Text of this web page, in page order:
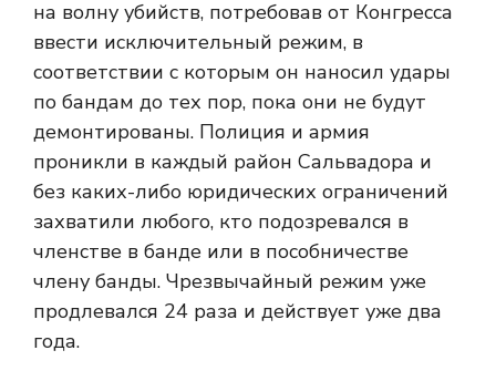
на волну убийств, потребовав от Конгресса
ввести исключительный режим, в
соответствии с которым он наносил удары
по бандам до тех пор, пока они не будут
демонтированы. Полиция и армия
проникли в каждый район Сальвадора и
без каких-либо юридических ограничений
захватили любого, кто подозревался в
членстве в банде или в пособничестве
члену банды. Чрезвычайный режим уже
продлевался 24 раза и действует уже два
года.